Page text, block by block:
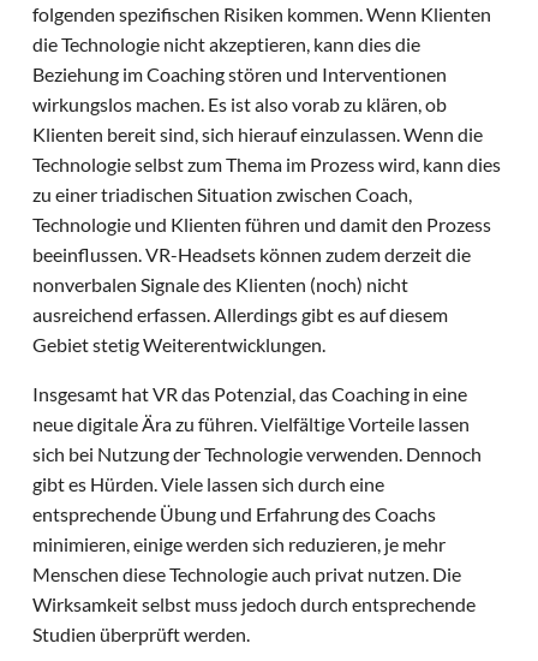
folgenden spezifischen Risiken kommen. Wenn Klienten
die Technologie nicht akzeptieren, kann dies die
Beziehung im Coaching stören und Interventionen
wirkungslos machen. Es ist also vorab zu klären, ob
Klienten bereit sind, sich hierauf einzulassen. Wenn die
Technologie selbst zum Thema im Prozess wird, kann dies
zu einer triadischen Situation zwischen Coach,
Technologie und Klienten führen und damit den Prozess
beeinflussen. VR-Headsets können zudem derzeit die
nonverbalen Signale des Klienten (noch) nicht
ausreichend erfassen. Allerdings gibt es auf diesem
Gebiet stetig Weiterentwicklungen.
Insgesamt hat VR das Potenzial, das Coaching in eine
neue digitale Ära zu führen. Vielfältige Vorteile lassen
sich bei Nutzung der Technologie verwenden. Dennoch
gibt es Hürden. Viele lassen sich durch eine
entsprechende Übung und Erfahrung des Coachs
minimieren, einige werden sich reduzieren, je mehr
Menschen diese Technologie auch privat nutzen. Die
Wirksamkeit selbst muss jedoch durch entsprechende
Studien überprüft werden.